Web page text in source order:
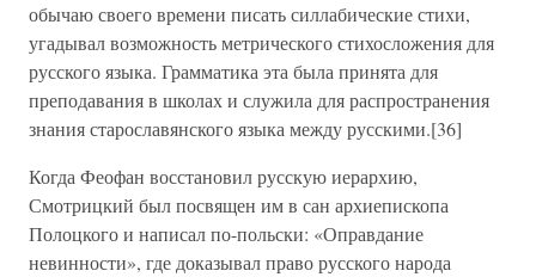
обычаю своего времени писать силлабические стихи,
угадывал возможность метрического стихосложения для
русского языка. Грамматика эта была принята для
преподавания в школах и служила для распространения
знания старославянского языка между русскими.[36]
Когда Феофан восстановил русскую иерархию,
Смотрицкий был посвящен им в сан архиепископа
Полоцкого и написал по-польски: «Оправдание
невинности», где доказывал право русского народа